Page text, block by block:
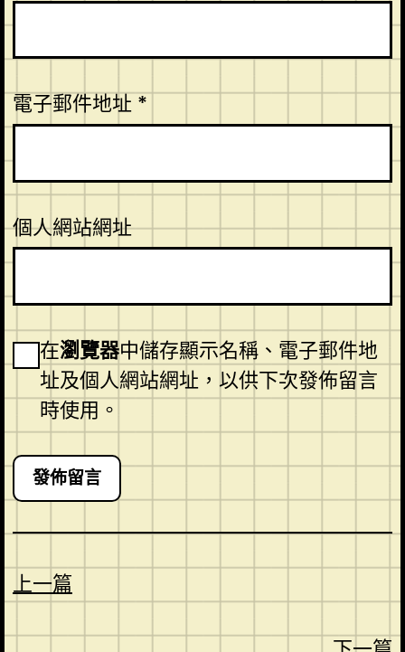
電子郵件地址 *
個人網站網址
在瀏覽器中儲存顯示名稱、電子郵件地
址及個人網站網址，以供下次發佈留言
時使用。
上一篇